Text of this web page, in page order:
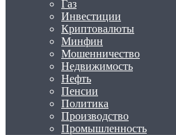
Газ
Инвестиции
Криптовалюты
Минфин
Мошенничество
Недвижимость
Нефть
Пенсии
Политика
Производство
Промышленность